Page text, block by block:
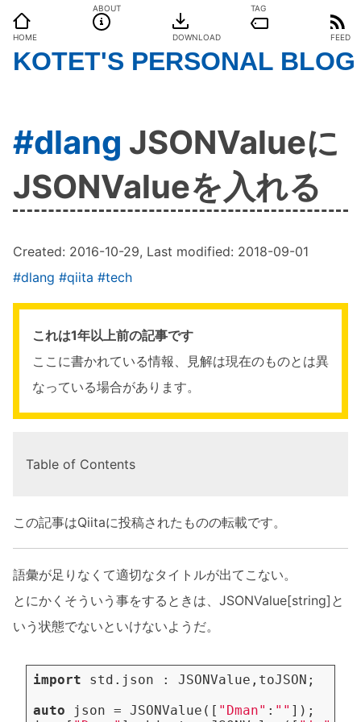
HOME
ABOUT
DOWNLOAD
TAG
FEED
KOTET'S PERSONAL BLOG
#dlang JSONValueに
JSONValueを入れる
Created: 2016-10-29, Last modified: 2018-09-01
#dlang #qiita #tech
これは1年以上前の記事です
ここに書かれている情報、見解は現在のものとは異
なっている場合があります。
Table of Contents
この記事はQiitaに投稿されたものの転載です。
語彙が足りなくて適切なタイトルが出てこない。
とにかくそういう事をするときは、JSONValue[string]と
いう状態でないといけないようだ。
import std.json : JSONValue , toJSON ;
auto
json = JSONValue ([ "Dman" : "" ]);